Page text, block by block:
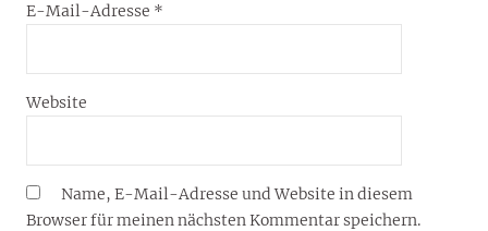
E-Mail-Adresse *
Website
Name, E-Mail-Adresse und Website in diesem
Browser für meinen nächsten Kommentar speichern.